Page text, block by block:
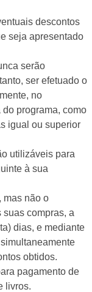
descontos
seja apresentado
serão
ser efetuado o
no
programa, como
igual ou superior
utilizáveis para
à sua
mas não o
compras, a
dias, e mediante
obtidos.
pagamento de
livros.